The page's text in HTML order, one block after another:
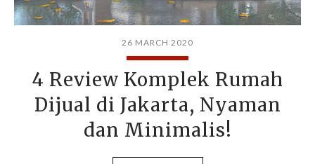
26 MARCH 2020
4 Review Komplek Rumah
Dijual di Jakarta, Nyaman
dan Minimalis!